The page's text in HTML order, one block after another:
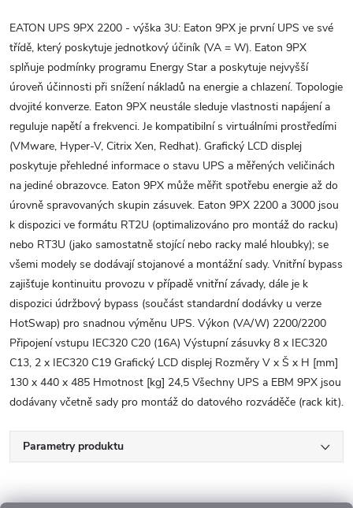
EATON UPS 9PX 2200 - výška 3U: Eaton 9PX je první UPS ve své
třídě, který poskytuje jednotkový účiník (VA = W). Eaton 9PX
splňuje podmínky programu Energy Star a poskytuje nejvyšší
úroveň účinnosti při snížení nákladů na energie a chlazení. Topologie
dvojité konverze. Eaton 9PX neustále sleduje vlastnosti napájení a
reguluje napětí a frekvenci. Je kompatibilní s virtuálními prostředími
(VMware, Hyper-V, Citrix Xen, Redhat). Grafický LCD displej
poskytuje přehledné informace o stavu UPS a měřených veličinách
na jediné obrazovce. Eaton 9PX může měřit spotřebu energie až do
úrovně spravovaných skupin zásuvek. Eaton 9PX 2200 a 3000 jsou
k dispozici ve formátu RT2U (optimalizováno pro montáž do racku)
nebo RT3U (jako samostatně stojící nebo racky malé hloubky); se
všemi modely se dodávají stojanové a montážní sady. Vnitřní bypass
zajišťuje kontinuitu provozu v případě vnitřní závady, dále je k
dispozici údržbový bypass (součást standardní dodávky u verze
HotSwap) pro snadnou výměnu UPS. Výkon (VA/W) 2200/2200
Připojení vstupu IEC320 C20 (16A) Výstupní zásuvky 8 x IEC320
C13, 2 x IEC320 C19 Grafický LCD displej Rozměry V x Š x H [mm]
130 x 440 x 485 Hmotnost [kg] 24,5 Všechny UPS a EBM 9PX jsou
dodávany včetně sady pro montáž do datového rozváděče (rack kit).
Parametry produktu